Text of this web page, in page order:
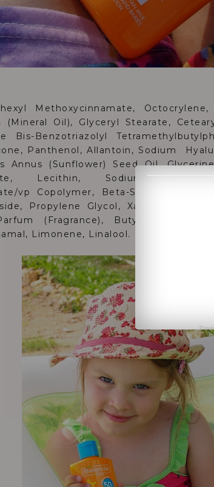
Methoxycinnamate,
(Mineral Oil), Glyceryl Stearate,
Bis-Benzotriazolyl
Panthenol, Allantoin, Sodium
Annus (Sunflower) Seed Oil,
Lecithin, Sodium Stearoyl
vp Copolymer, Beta-Sitosterol,
Propylene Glycol, Xantan Gum,
(Fragrance), Butylphenyl
Limonene, Linalool.